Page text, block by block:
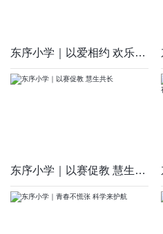
东序小学｜以爱相约 欢乐同行
东序小学｜以赛促教 慧生共长